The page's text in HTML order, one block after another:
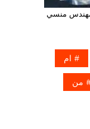
مهندس منسي
ام
من